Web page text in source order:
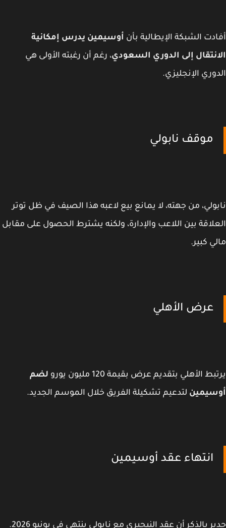
الشبكة الإيطالية بأنأوسيمين يدرس إمكانية
إلى الدوري السعودي، رغم أن رغبته الأولى هي
الإنجليزي.
موقف نابولي
من جهته، لا يمانع بيع لاعبه هذا الصيف في ظل توتر
بين اللاعب والإدارة، ولكنه يشترط الحصول على مقابل
كبير.
عرض الأهلي
الأهلي بتقديم عرض بقيمة 120 مليون يورو
لضم
لتدعيم تشكيلة الفريق خلال الموسم الجديد.
انتهاء عقد أوسيمين
بالذكر أن عقد النيجيري مع نابولي ينتهي في يونيو 2026.